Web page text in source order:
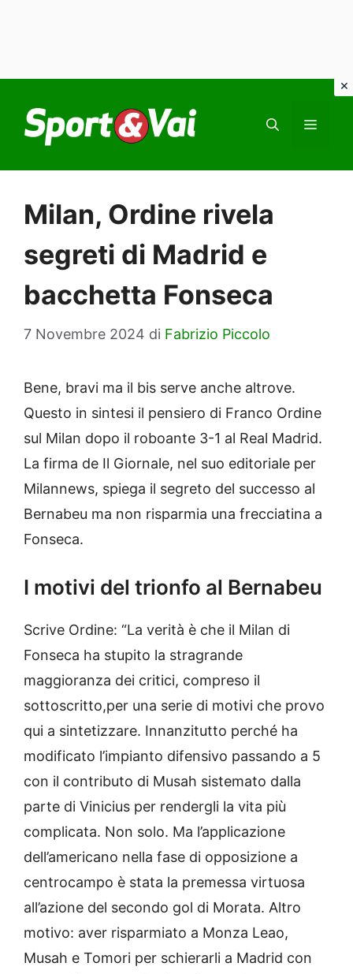
contenuto
Milan, Ordine rivela
segreti di Madrid e
bacchetta Fonseca
7 Novembre 2024 di Fabrizio Piccolo
Bene, bravi ma il bis serve anche altrove.
Questo in sintesi il pensiero di Franco Ordine
sul Milan dopo il roboante 3-1 al Real Madrid.
La firma de Il Giornale, nel suo editoriale per
Milannews, spiega il segreto del successo al
Bernabeu ma non risparmia una frecciatina a
Fonseca.
I motivi del trionfo al Bernabeu
Scrive Ordine: “La verità è che il Milan di
Fonseca ha stupito la stragrande
maggioranza dei critici, compreso il
sottoscritto,per una serie di motivi che provo
qui a sintetizzare. Innanzitutto perché ha
modificato l’impianto difensivo passando a 5
con il contributo di Musah sistemato dalla
parte di Vinicius per rendergli la vita più
complicata. Non solo. Ma l’applicazione
dell’americano nella fase di opposizione a
centrocampo è stata la premessa virtuosa
all’azione del secondo gol di Morata. Altro
motivo: aver risparmiato a Monza Leao,
Musah e Tomori per schierarli a Madrid con